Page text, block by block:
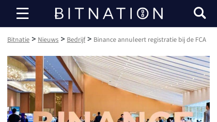
Bitnatie
Bitnatie > Nieuws > Bedrijf> Binance annuleert registratie bij de FCA